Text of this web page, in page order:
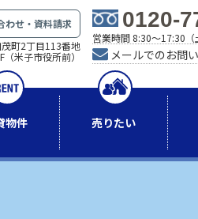
わせ・資料請求
町2丁目113番地
米子市役所前）
0120-
営業時間 8:30～17:30（
メールでのお問
物件 売りたい